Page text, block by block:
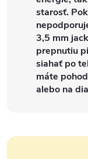
starosť.
3,5 mm
prepnutiu
siahať po
máte
alebo na